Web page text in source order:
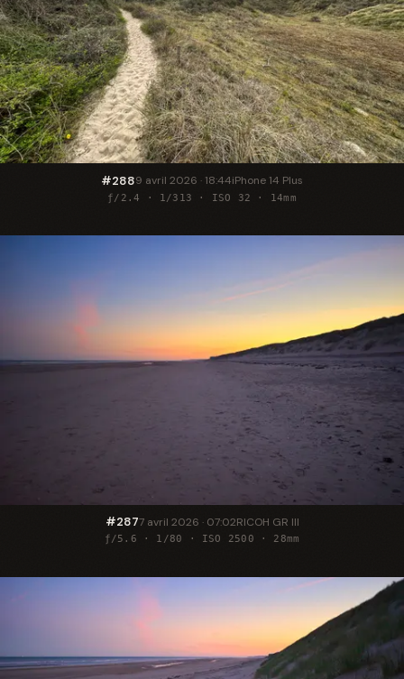
#2889 avril 2026 · 18:44iPhone 14 Plus
ƒ/2.4 · 1/313 · ISO 32 · 14mm
#2877 avril 2026 · 07:02RICOH GR III
ƒ/5.6 · 1/80 · ISO 2500 · 28mm